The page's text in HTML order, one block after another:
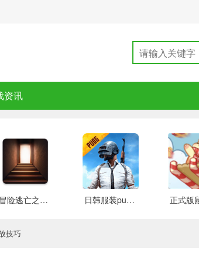
资讯
冒险逃亡之谜 推荐 日韩服装pubg 好玩的
技巧